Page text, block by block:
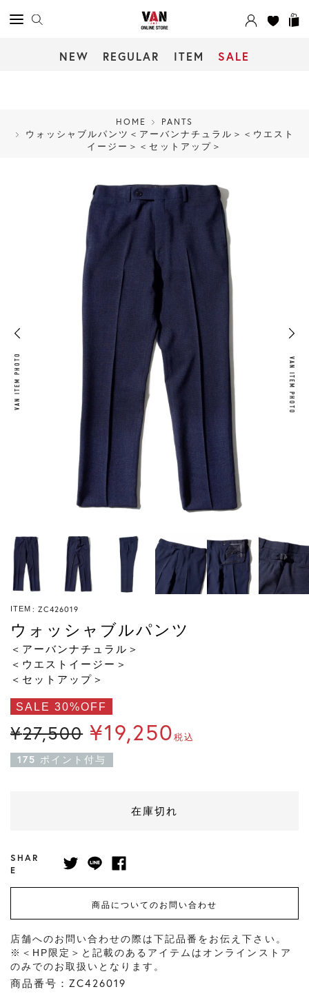
NEW REGULAR ITEM SALE
HOME
PANTS
ウォッシャブルパンツ＜アーバンナチュラル＞＜ウエスト
イージー＞＜セットアップ＞
VAN ITEM PHOTO
VAN ITEM PHOTO
ITEM ZC426019
ウォッシャブルパンツ
＜アーバンナチュラル＞
＜ウエストイージー＞
＜セットアップ＞
SALE 30%OFF
¥27,500 ¥19,250税込
175 ポイント付与
在庫切れ
SHAR
E
商品についてのお問い合わせ
店舗へのお問い合わせの際は下記品番をお伝え下さい。
※＜HP限定＞と記載のあるアイテムはオンラインストア
のみでのお取扱いとなります。
商品番号：ZC426019